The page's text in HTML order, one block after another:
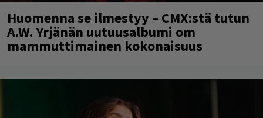
Huomenna se ilmestyy – CMX:stä tutun
A.W. Yrjänän uutuusalbumi om
mammuttimainen kokonaisuus